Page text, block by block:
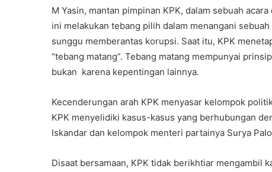
M Yasin, mantan pimpinan KPK, dalam sebuah acara
ini melakukan tebang pilih dalam menangani
sunggu memberantas korupsi. Saat itu, KPK
“tebang matang”. Tebang matang mempunyai
bukan karena kepentingan lainnya.
Kecenderungan arah KPK menyasar kelompok
KPK menyelidiki kasus-kasus yang berhubungan
Iskandar dan kelompok menteri partainya Surya
Disaat bersamaan, KPK tidak berikhtiar mengambil